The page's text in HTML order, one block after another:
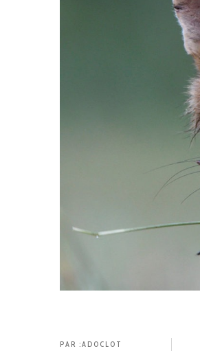
PAR :ADOCLOT